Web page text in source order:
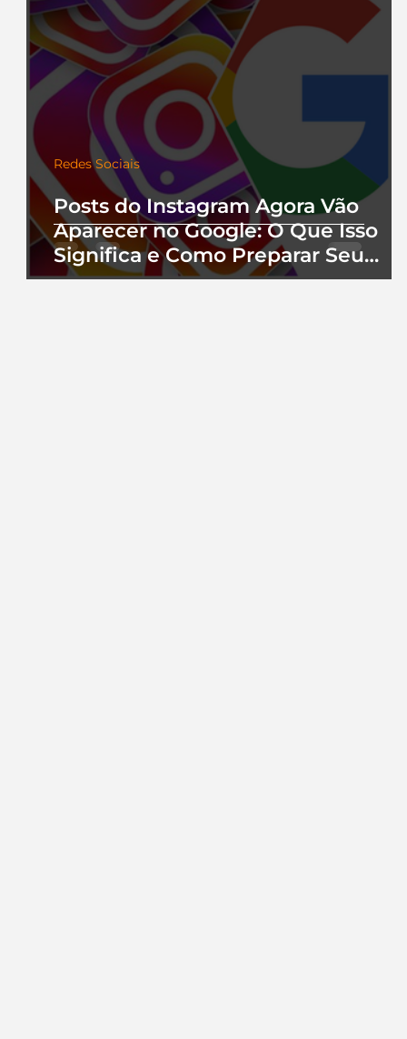
Posts do Instagram Agora Vão
Aparecer no Google: O Que Isso
Significa e Como Preparar Seu
Perfil
Redes Sociais